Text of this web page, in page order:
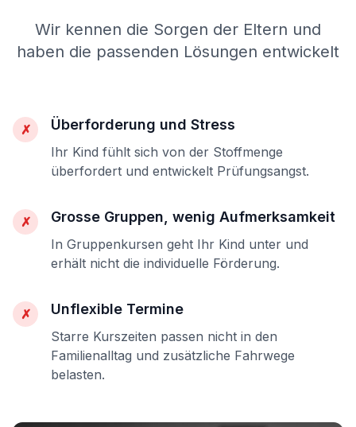
Wir kennen die Sorgen der Eltern und
haben die passenden Lösungen entwickelt
✗ Überforderung und Stress
Ihr Kind fühlt sich von der Stoffmenge
überfordert und entwickelt Prüfungsangst.
✗ Grosse Gruppen, wenig Aufmerksamkeit
In Gruppenkursen geht Ihr Kind unter und
erhält nicht die individuelle Förderung.
✗ Unflexible Termine
Starre Kurszeiten passen nicht in den
Familienalltag und zusätzliche Fahrwege
belasten.